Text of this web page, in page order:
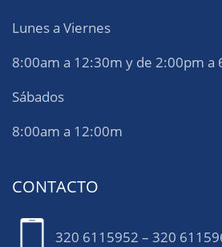
Lunes a Viernes
8:00am a 12:30m y de 2:00pm a
Sábados
8:00am a 12:00m
CONTACTO
320 6115952 – 320